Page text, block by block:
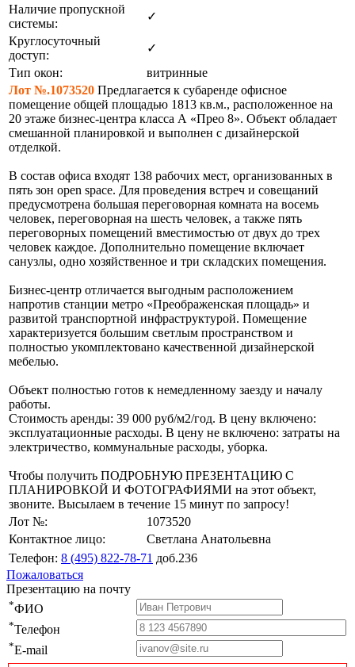
Наличие пропускной
системы:
✓
Круглосуточный
доступ:
✓
Тип окон:
витринные
Лот №.1073520 Предлагается к субаренде офисное
помещение общей площадью 1813 кв.м., расположенное на
20 этаже бизнес-центра класса А «Прео 8». Объект обладает
смешанной планировкой и выполнен с дизайнерской
отделкой.
В состав офиса входят 138 рабочих мест, организованных в
пять зон open space. Для проведения встреч и совещаний
предусмотрена большая переговорная комната на восемь
человек, переговорная на шесть человек, а также пять
переговорных помещений вместимостью от двух до трех
человек каждое. Дополнительно помещение включает
санузлы, одно хозяйственное и три складских помещения.
Бизнес-центр отличается выгодным расположением
напротив станции метро «Преображенская площадь» и
развитой транспортной инфраструктурой. Помещение
характеризуется большим светлым пространством и
полностью укомплектовано качественной дизайнерской
мебелью.
Объект полностью готов к немедленному заезду и началу
работы.
Стоимость аренды: 39 000 руб/м2/год. В цену включено:
эксплуатационные расходы. В цену не включено: затраты на
электричество, коммунальные расходы, уборка.
Чтобы получить ПОДРОБНУЮ ПРЕЗЕНТАЦИЮ С
ПЛАНИРОВКОЙ И ФОТОГРАФИЯМИ на этот объект,
звоните. Высылаем в течение 15 минут по запросу!
Лот №:
1073520
Контактное лицо:
Светлана Анатольевна
Телефон: 8 (495) 822-78-71 доб.236
Пожаловаться
Презентацию на почту
*ФИО
*Телефон
*E-mail